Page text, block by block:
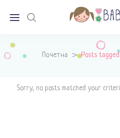
Почетна >Posts
Sorry, no posts matched your